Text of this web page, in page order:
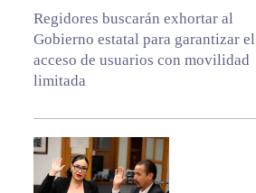
Regidores buscarán exhortar al
Gobierno estatal para garantizar el
acceso de usuarios con movilidad
limitada